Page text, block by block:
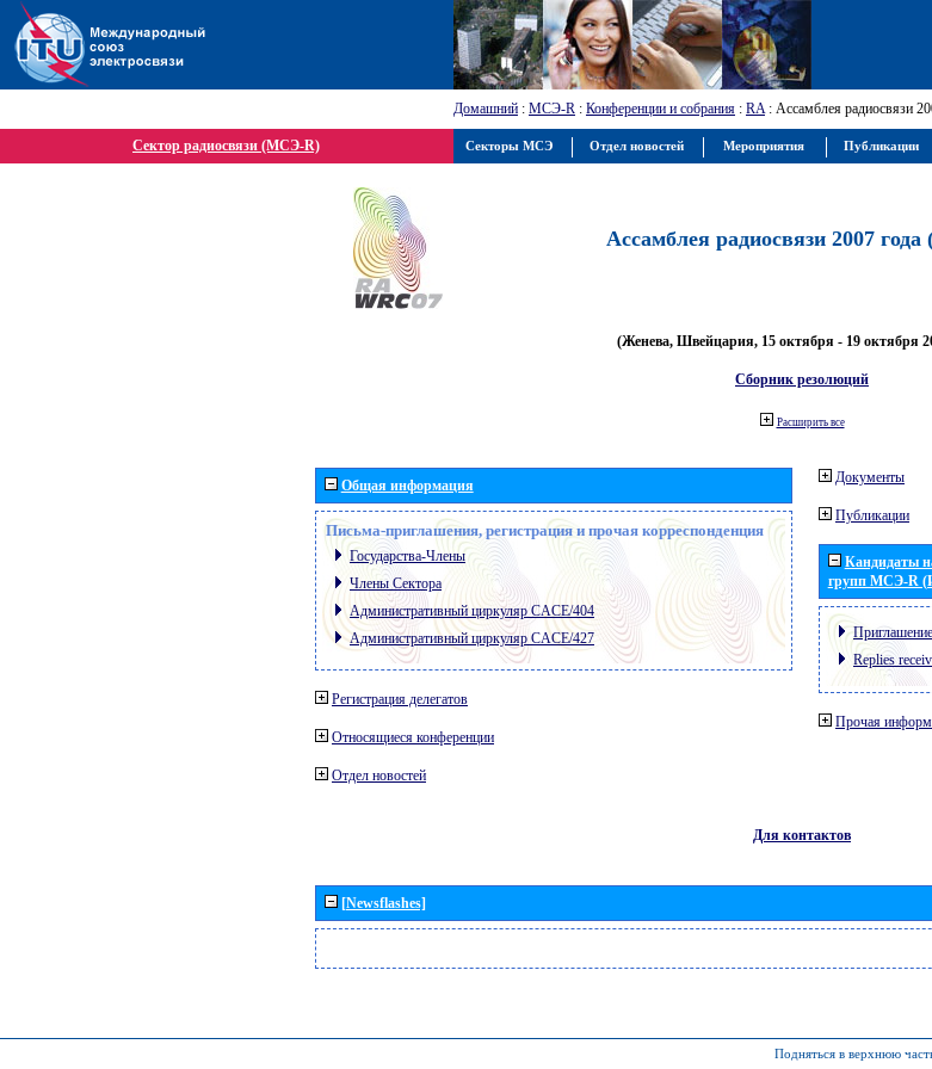
Домашний : МСЭ-R : Конференции и собрания : RA: Ассамблея радиосвязи
Сектор радиосвязи (МСЭ-R)
Ассамблея радиосвязи 2007
(Женева, Швейцария, 15 октября - 19 октября
Сборник резолюций
Расширить все
Общая информация
Письма-приглашения, регистрация и прочая корреспонденция
Государства-Члены
Члены Сектора
Административный циркуляр CACE/404
Административный циркуляр CACE/427
Регистрация делегатов
Относящиеся конференции
Отдел новостей
Документы
Публикации
Кандидаты
групп МСЭ-R
Приглашение
Replies
Прочая
Для контактов
[Newsflashes]
Подняться в верхнюю
Секторы МСЭ Отдел новостей Мероприятия Публикации